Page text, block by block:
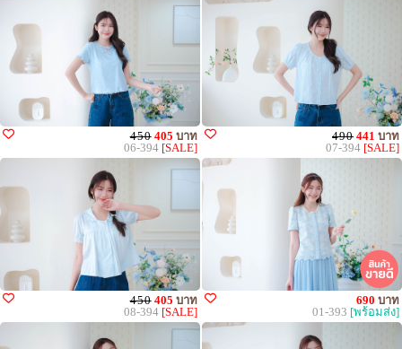
450 405 บาท
06-394 [SALE]
490 441 บาท
07-394 [SALE]
450 405 บาท
08-394 [SALE]
690 บาท
01-393 [พร้อมส่ง]